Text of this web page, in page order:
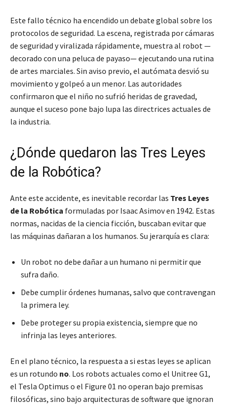
Este fallo técnico ha encendido un debate global sobre los
protocolos de seguridad. La escena, registrada por cámaras
de seguridad y viralizada rápidamente, muestra al robot —
decorado con una peluca de payaso— ejecutando una rutina
de artes marciales. Sin aviso previo, el autómata desvió su
movimiento y golpeó a un menor. Las autoridades
confirmaron que el niño no sufrió heridas de gravedad,
aunque el suceso pone bajo lupa las directrices actuales de
la industria.
¿Dónde quedaron las Tres Leyes
de la Robótica?
Ante este accidente, es inevitable recordar las Tres Leyes
de la Robótica formuladas por Isaac Asimov en 1942. Estas
normas, nacidas de la ciencia ficción, buscaban evitar que
las máquinas dañaran a los humanos. Su jerarquía es clara:
Un robot no debe dañar a un humano ni permitir que
sufra daño.
Debe cumplir órdenes humanas, salvo que contravengan
la primera ley.
Debe proteger su propia existencia, siempre que no
infrinja las leyes anteriores.
En el plano técnico, la respuesta a si estas leyes se aplican
es un rotundo no. Los robots actuales como el Unitree G1,
el Tesla Optimus o el Figure 01 no operan bajo premisas
filosóficas, sino bajo arquitecturas de software que ignoran